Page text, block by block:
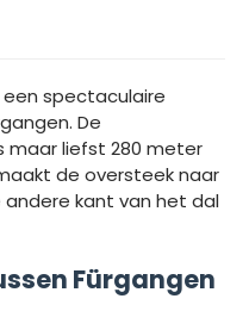
een spectaculaire
De
maar liefst 280 meter
de oversteek naar
kant van het dal
Fürgangen